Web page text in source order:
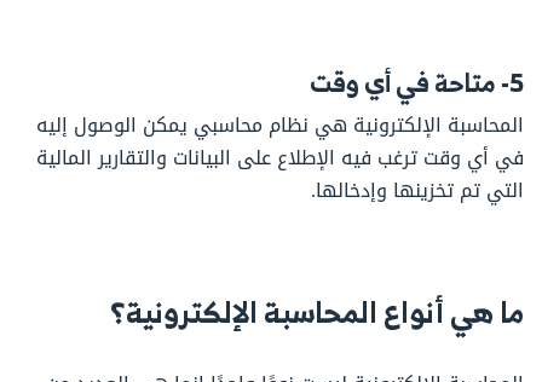
5- متاحة في أي وقت
المحاسبة الإلكترونية هي نظام محاسبي يمكن الوصول إليه
في أي وقت ترغب فيه الإطلاع على البيانات والتقارير المالية
التي تم تخزينها وإدخالها.
ما هي أنواع المحاسبة الإلكترونية؟